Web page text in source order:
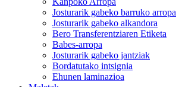
Josturarik gabeko barruko arropa
Josturarik gabeko alkandora
Bero Transferentziaren Etiketa
Babes-arropa
Josturarik gabeko jantziak
Bordatutako intsignia
Ehunen laminazioa